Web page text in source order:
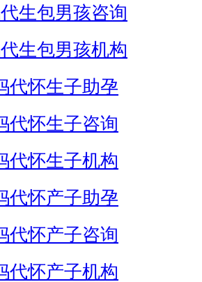
生包男孩咨询
生包男孩机构
代怀生子助孕
代怀生子咨询
代怀生子机构
代怀产子助孕
代怀产子咨询
代怀产子机构